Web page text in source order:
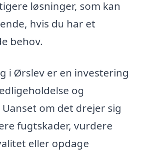
løsninger, som kan
hvis du har et
behov.
i Ørslev er en investering
og
om det drejer sig
fugtskader, vurdere
eller opdage